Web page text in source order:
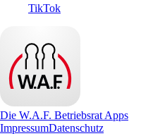
TikTok
Die W.A.F. Betriebsrat Apps
ImpressumDatenschutz